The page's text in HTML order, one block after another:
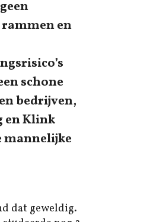
rammen en
schone
bedrijven,
en Klink
mannelijke
dat geweldig.